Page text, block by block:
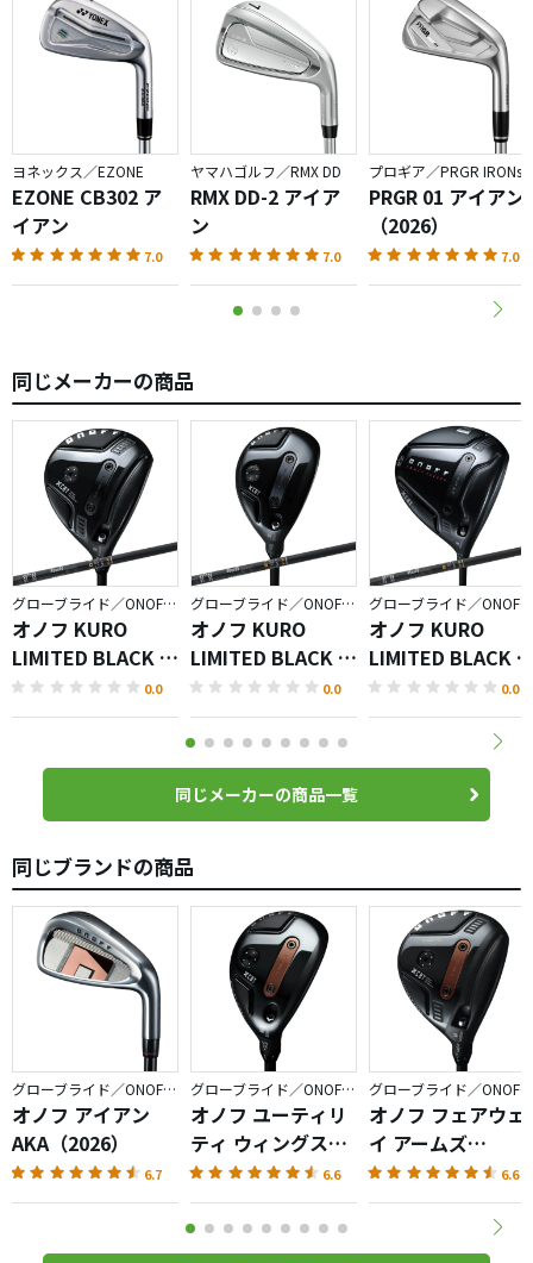
ヨネックス／EZONE
EZONE CB302 ア
イアン
7.0
ヤマハゴルフ／RMX DD
RMX DD-2 アイア
ン
7.0
プロギア／PRGR IRONs
PRGR 01 アイアン
（2026）
7.0
同じメーカーの商品
グローブライド／ONOFF KURO
オノフ KURO
LIMITED BLACK フ
ェアウェイ アーム
ズ
0.0
グローブライド／ONOFF KURO
オノフ KURO
LIMITED BLACK ユ
ーティリティ ウィ
ングス
0.0
オノフ KURO
LIMITED BLACK
ライバー
0.0
同じメーカーの商品一覧
同じブランドの商品
グローブライド／ONOFF AKA
オノフ アイアン
AKA（2026）
6.7
グローブライド／ONOFF AKA
オノフ ユーティリ
ティ ウィングス
AKA（2026）
6.6
オノフ フェアウェ
イ アームズ
AKA（2026）
6.6